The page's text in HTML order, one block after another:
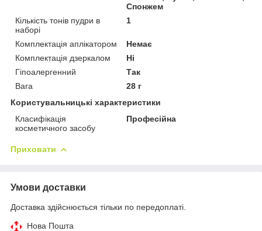
Спонжем
Кількість тонів пудри в
наборі
1
Комплектація аплікатором
Немає
Комплектація дзеркалом
Ні
Гіпоалергенний
Так
Вага
28 г
Користувальницькі характеристики
Класифікація
косметичного засобу
Професійна
Приховати
Умови доставки
Доставка здійснюється тільки по передоплаті.
Нова Пошта